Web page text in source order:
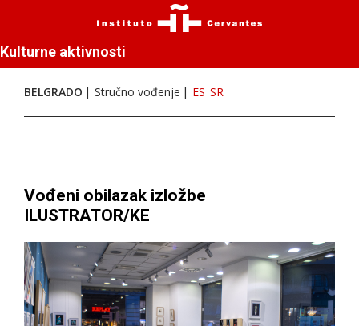
Kulturne aktivnosti
BELGRADO Stručno vođenje ES SR
Vođeni obilazak izložbe
ILUSTRATOR/KE